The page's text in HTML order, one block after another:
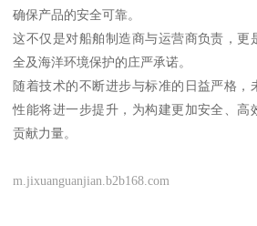
确保产品的安全可靠。
这不仅是对船舶制造商与运营商负责，更
全及海洋环境保护的庄严承诺。
随着技术的不断进步与标准的日益严格，
性能将进一步提升，为构建更加安全、高
贡献力量。
m.jixuanguanjian.b2b168.com